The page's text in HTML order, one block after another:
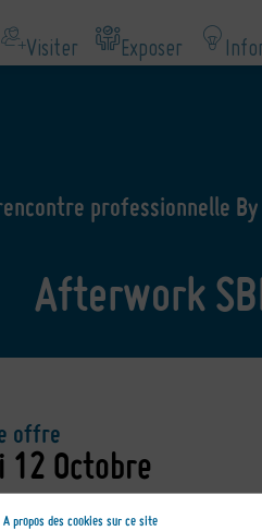
Visiter Exposer
professionnelle
Afterwork
offre
12 Octobre
A propos des cookies sur ce site